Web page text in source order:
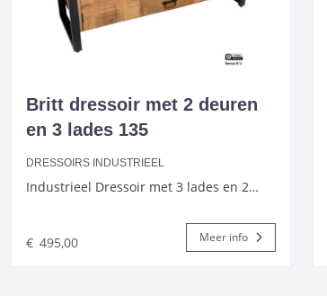
Britt dressoir met 2 deuren
en 3 lades 135
DRESSOIRS INDUSTRIEEL
Industrieel Dressoir met 3 lades en 2…
€ 495,00 Meer info